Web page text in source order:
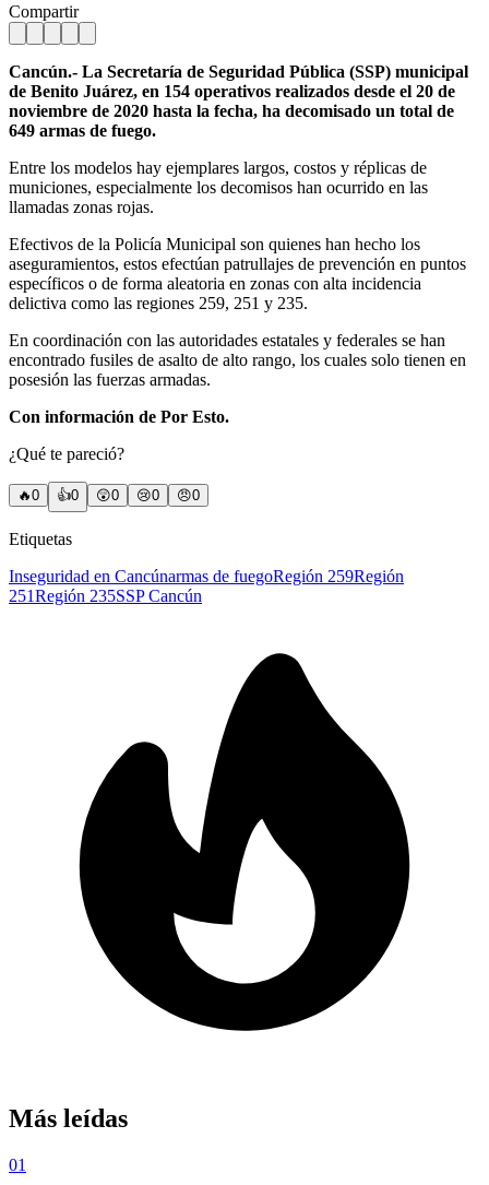
Compartir
Cancún.- La Secretaría de Seguridad Pública (SSP) municipal
de Benito Juárez, en 154 operativos realizados desde el 20 de
noviembre de 2020 hasta la fecha, ha decomisado un total de
649 armas de fuego.
Entre los modelos hay ejemplares largos, costos y réplicas de
municiones, especialmente los decomisos han ocurrido en las
llamadas zonas rojas.
Efectivos de la Policía Municipal son quienes han hecho los
aseguramientos, estos efectúan patrullajes de prevención en puntos
específicos o de forma aleatoria en zonas con alta incidencia
delictiva como las regiones 259, 251 y 235.
En coordinación con las autoridades estatales y federales se han
encontrado fusiles de asalto de alto rango, los cuales solo tienen en
posesión las fuerzas armadas.
Con información de Por Esto.
¿Qué te pareció?
🔥0 👍0 😲0 😢0 😠0
Etiquetas
Inseguridad en Cancúnarmas de fuegoRegión 259Región
251Región 235SSP Cancún
Más leídas
01